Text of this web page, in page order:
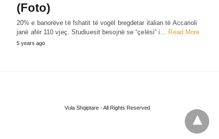
(Foto)
20% e banorëve të fshatit të vogël bregdetar italian të Accarioli
janë afër 110 vjeç. Studiuesit besojnë se “çelësi” i… Read More
5 years ago
Vula Shqiptare - All Rights Reserved